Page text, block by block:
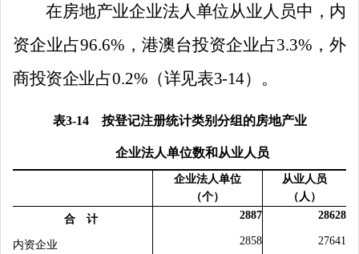
在房地产业企业法人单位从业人员中，内
资企业占96.6% ，港澳台投资企业占3.3% ，外
商投资企业占0.2% （详见表3-14）。
表3-14按登记注册统计类别分组的房地产业
企业法人单位数和从业人员
企业法人单位
（个）
从业人员
（人）
合 计
2887 28628
内资企业 2858 27641